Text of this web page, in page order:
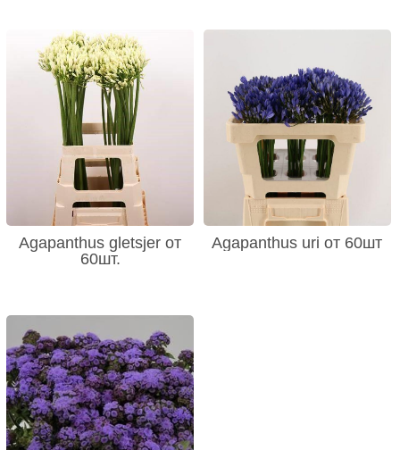
Agapanthus gletsjer от
60шт.
Agapanthus uri от 60шт